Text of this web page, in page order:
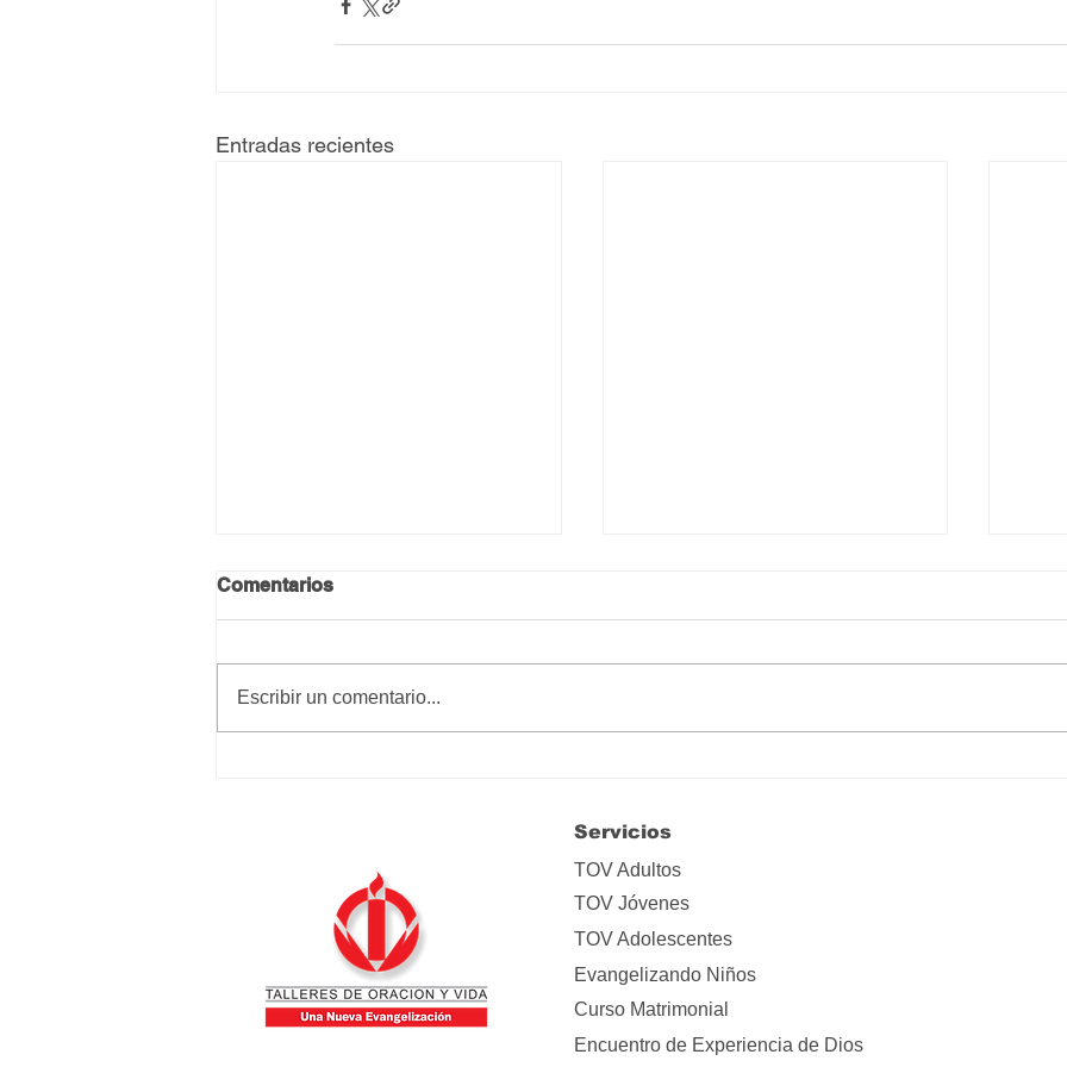
Entradas recientes
Comentarios
Escribir un comentario...
Servicios
TOV Adultos
TOV Jóvenes
TOV Adolescentes
Evangelizando Niños
Curso Matrimonial
Encuentro de Experiencia de Dios